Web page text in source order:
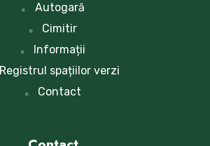
Autogară
Cimitir
Informații
Registrul spațiilor verzi
Contact